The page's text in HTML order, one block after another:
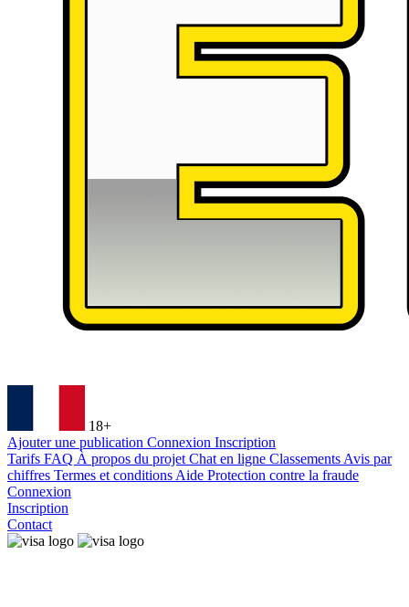
18+
Ajouter une publication Connexion Inscription
Tarifs FAQ À propos du projet Chat en ligne Classements Avis par
chiffres Termes et conditions Aide Protection contre la fraude
Connexion
Inscription
Contact